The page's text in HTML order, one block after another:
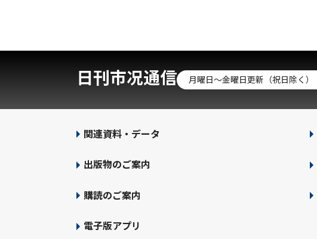
日刊市况通信 月曜日～金曜日更新（祝日除く）
関連資料・データ
出版物のご案内
購読のご案内
電子版アプリ